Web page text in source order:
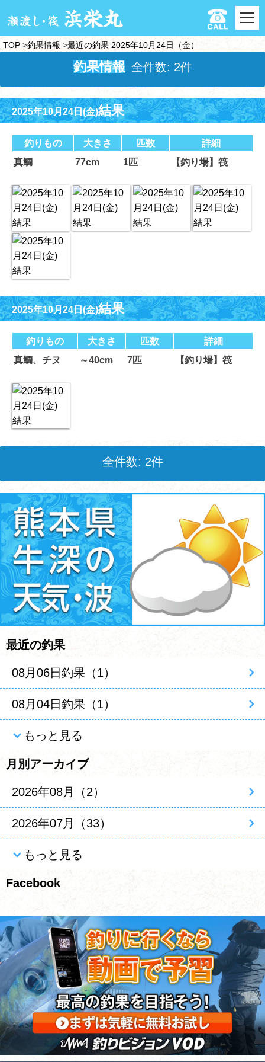
TOP 釣果情報 最近の釣果 2025年10月24日（金）
釣果情報 全件数: 2件
2025年10月24日(金)結果
釣りもの 大きさ 匹数
詳細
真鯛
77cm 1匹 【釣り場】筏
2025年10月24日(金)結果
釣りもの 大きさ 匹数
詳細
真鯛、チヌ
～40cm 7匹 【釣り場】筏
全件数: 2件
最近の釣果
08月06日釣果（1）
08月04日釣果（1）
もっと見る
月別アーカイブ
2026年08月（2）
2026年07月（33）
もっと見る
Facebook